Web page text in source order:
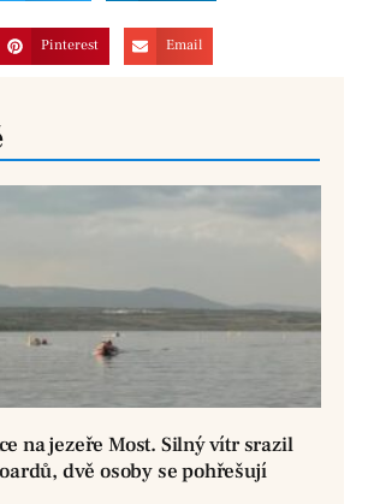
Pinterest Email
na jezeře Most. Silný vítr srazil
dvě osoby se pohřešují